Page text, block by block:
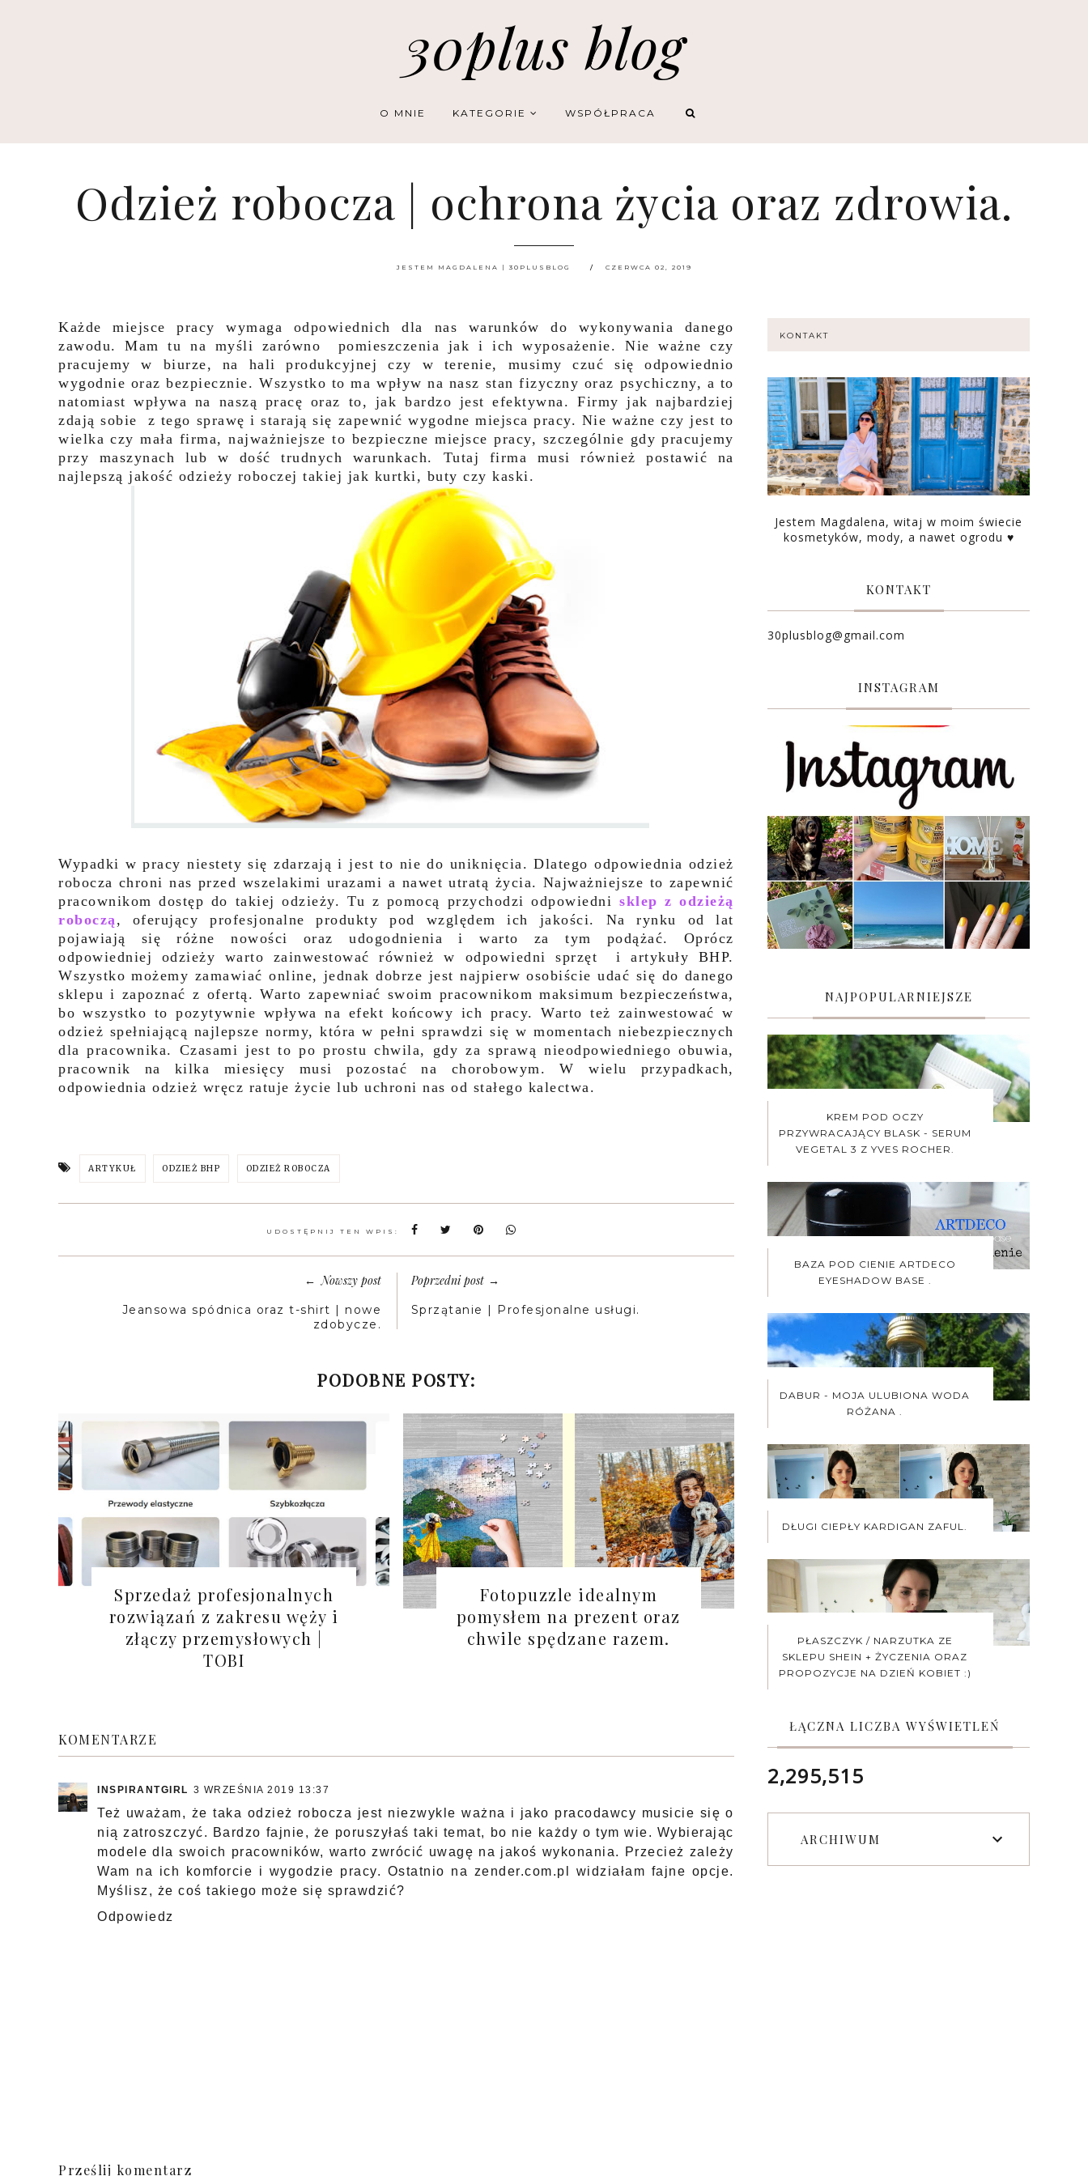
30plus blog
O MNIE KATEGORIE WSPÓŁPRACA
Odzież robocza | ochrona życia oraz zdrowia.
JESTEM MAGDALENA | 30PLUSBLOG CZERWCA 02, 2019
Każde miejsce pracy wymaga odpowiednich dla nas warunków do wykonywania danego
zawodu. Mam tu na myśli zarówno pomieszczenia jak i ich wyposażenie. Nie ważne czy
pracujemy w biurze, na hali produkcyjnej czy w terenie, musimy czuć się odpowiednio
wygodnie oraz bezpiecznie. Wszystko to ma wpływ na nasz stan fizyczny oraz psychiczny, a to
natomiast wpływa na naszą pracę oraz to, jak bardzo jest efektywna. Firmy jak najbardziej
zdają sobie z tego sprawę i starają się zapewnić wygodne miejsca pracy. Nie ważne czy jest to
wielka czy mała firma, najważniejsze to bezpieczne miejsce pracy, szczególnie gdy pracujemy
przy maszynach lub w dość trudnych warunkach. Tutaj firma musi również postawić na
najlepszą jakość odzieży roboczej takiej jak kurtki, buty czy kaski.
Wypadki w pracy niestety się zdarzają i jest to nie do uniknięcia. Dlatego odpowiednia odzież
robocza chroni nas przed wszelakimi urazami a nawet utratą życia. Najważniejsze to zapewnić
pracownikom dostęp do takiej odzieży. Tu z pomocą przychodzi odpowiednisklep z odzieżą
roboczą, oferujący profesjonalne produkty pod względem ich jakości. Na rynku od lat
pojawiają się różne nowości oraz udogodnienia i warto za tym podążać. Oprócz
odpowiedniej odzieży warto zainwestować również w odpowiedni sprzęt i artykuły BHP.
Wszystko możemy zamawiać online, jednak dobrze jest najpierw osobiście udać się do danego
sklepu i zapoznać z ofertą. Warto zapewniać swoim pracownikom maksimum bezpieczeństwa,
bo wszystko to pozytywnie wpływa na efekt końcowy ich pracy. Warto też zainwestować w
odzież spełniającą najlepsze normy, która w pełni sprawdzi się w momentach niebezpiecznych
dla pracownika. Czasami jest to po prostu chwila, gdy za sprawą nieodpowiedniego obuwia,
pracownik na kilka miesięcy musi pozostać na chorobowym. W wielu przypadkach,
odpowiednia odzież wręcz ratuje życie lub uchroni nas od stałego kalectwa.
ARTYKUŁ ODZIEŻ BHP ODZIEŻ ROBOCZA
UDOSTĘPNIJ TEN WPIS:
←Nowszy post
Jeansowa spódnica oraz t-shirt | nowe
zdobycze.
Poprzedni post→
Sprzątanie | Profesjonalne usługi.
PODOBNE POSTY:
Sprzedaż profesjonalnych
rozwiązań z zakresu węży i
złączy przemysłowych |
TOBI
Fotopuzzle idealnym
pomysłem na prezent oraz
chwile spędzane razem.
KOMENTARZE
INSPIRANTGIRL 3 WRZEŚNIA 2019 13:37
Też uważam, że taka odzież robocza jest niezwykle ważna i jako pracodawcy musicie się o
nią zatroszczyć. Bardzo fajnie, że poruszyłaś taki temat, bo nie każdy o tym wie. Wybierając
modele dla swoich pracowników, warto zwrócić uwagę na jakoś wykonania. Przecież zależy
Wam na ich komforcie i wygodzie pracy. Ostatnio na zender.com.pl
widziałam fajne opcje.
Myślisz, że coś takiego może się sprawdzić?
Odpowiedz
Prześlij komentarz
KONTAKT
Jestem Magdalena, witaj w moim świecie
kosmetyków, mody, a nawet ogrodu ♥
KONTAKT
30plusblog@gmail.com
INSTAGRAM
NAJPOPULARNIEJSZE
KREM POD OCZY
PRZYWRACAJĄCY BLASK - SERUM
VEGETAL 3 Z YVES ROCHER.
BAZA POD CIENIE ARTDECO
EYESHADOW BASE .
DABUR - MOJA ULUBIONA WODA
RÓŻANA .
DŁUGI CIEPŁY KARDIGAN ZAFUL.
PŁASZCZYK / NARZUTKA ZE
SKLEPU SHEIN + ŻYCZENIA ORAZ
PROPOZYCJE NA DZIEŃ KOBIET :)
ŁĄCZNA LICZBA WYŚWIETLEŃ
2,295,515
ARCHIWUM